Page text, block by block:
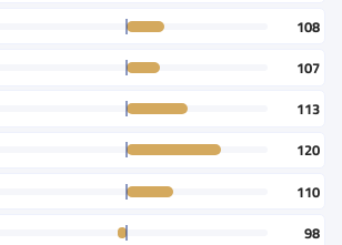
108
107
113
120
110
98